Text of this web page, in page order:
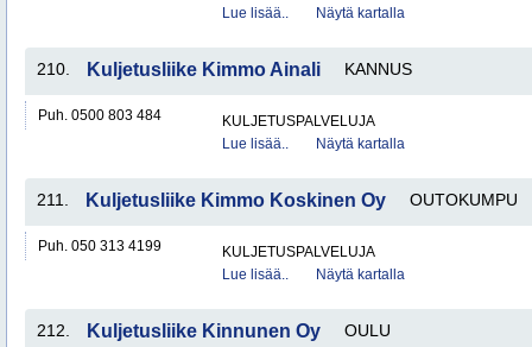
Lue lisää..
Näytä kartalla
210. Kuljetusliike Kimmo Ainali KANNUS
Puh. 0500 803 484
KULJETUSPALVELUJA
Lue lisää..
Näytä kartalla
211. Kuljetusliike Kimmo Koskinen Oy OUTOKUMPU
Puh. 050 313 4199
KULJETUSPALVELUJA
Lue lisää..
Näytä kartalla
212. Kuljetusliike Kinnunen Oy OULU